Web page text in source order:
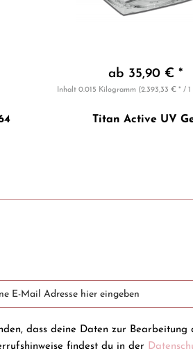
ab 35,90 € *
Inhalt 0.015 Kilogramm (2.393,33 € * /
Titan Active UV
dass deine Daten zur Bearbeitung
findest du in der